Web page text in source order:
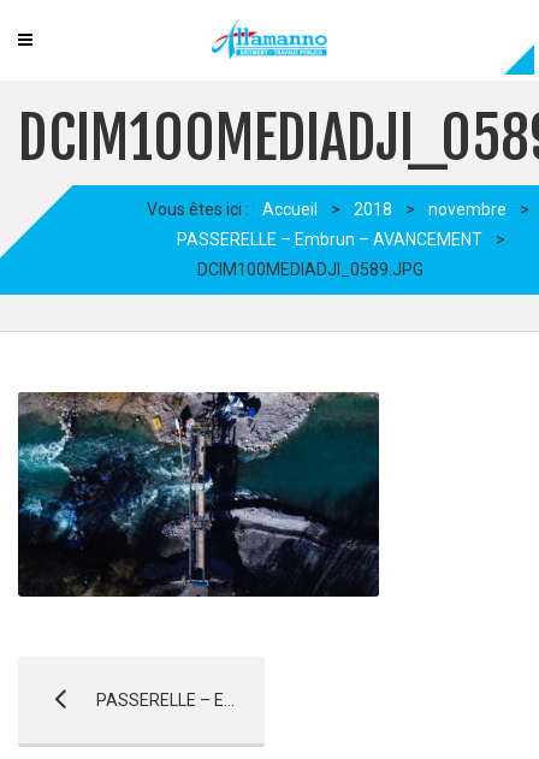
Vous êtes ici : Accueil > 2018 > novembre
>
PASSERELLE – Embrun – AVANCEMENT
>
DCIM100MEDIADJI_0589.JPG
PASSERELLE – Embrun – AVANCEMENT